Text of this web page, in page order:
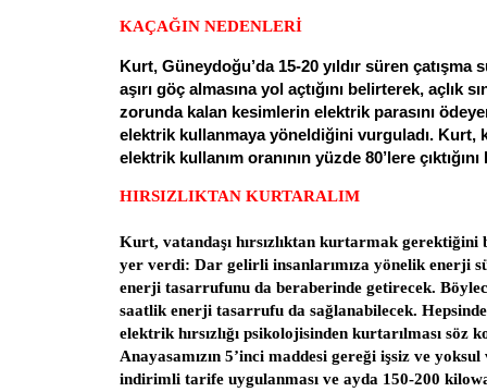
KAÇAĞIN NEDENLERİ
Kurt, Güneydoğu’da 15-20 yıldır süren çatışma
aşırı göç almasına yol açtığını belirterek, açlık
zorunda kalan kesimlerin elektrik parasını
elektrik kullanmaya yöneldiğini vurguladı. Kurt,
elektrik kullanım oranının yüzde 80’lere
HIRSIZLIKTAN KURTARALIM
Kurt, vatandaşı hırsızlıktan kurtarmak
yer verdi: Dar gelirli insanlarımıza yönelik enerji
enerji tasarrufunu da beraberinde getirecek.
saatlik enerji tasarrufu da sağlanabilecek.
elektrik hırsızlığı psikolojisinden kurtarılması söz
Anayasamızın 5’inci maddesi gereği işsiz ve
indirimli tarife uygulanması ve ayda 150-200